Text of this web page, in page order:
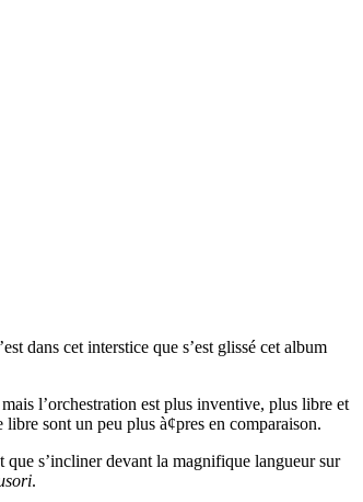
dans cet interstice que s’est glissé cet album
l’orchestration est plus inventive, plus libre et
sont un peu plus à¢pres en comparaison.
que s’incliner devant la magnifique langueur sur
.